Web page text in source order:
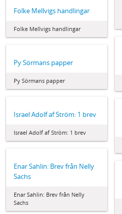
Folke Mellvigs handlingar
Folke Mellvigs handlingar
Py Sörmans papper
Py Sörmans papper
Israel Adolf af Ström: 1 brev
Israel Adolf af Ström: 1 brev
Enar Sahlin: Brev från Nelly
Sachs
Enar Sahlin: Brev från Nelly
Sachs